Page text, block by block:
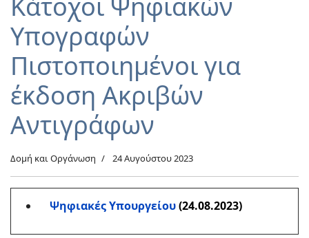
Υπογραφών
Πιστοποιημένοι για
έκδοση Ακριβών
Αντιγράφων
Δομή και Οργάνωση 24 Αυγούστου 2023
Ψηφιακές Υπουργείου(24.08.2023)